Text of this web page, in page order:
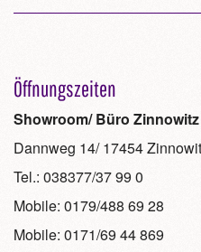
Öffnungszeiten
Showroom/ Büro Zinnowitz
Dannweg 14/ 17454
Tel.: 038377/37 99 0
Mobile: 0179/488 69 28
Mobile: 0171/69 44 869